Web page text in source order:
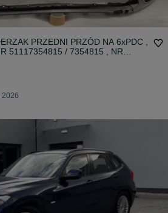
PRZEDNI PRZÓD NA 6xPDC ,
51117354815 / 7354815 , NR
2026